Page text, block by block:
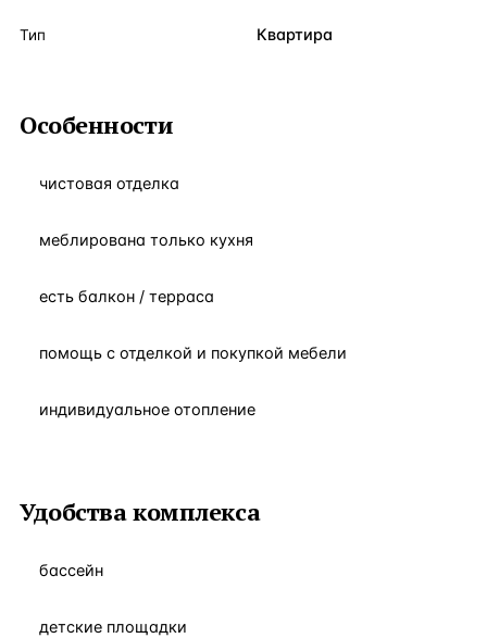
Тип Квартира
Особенности
чистовая отделка
меблирована только кухня
есть балкон / терраса
помощь с отделкой и покупкой мебели
индивидуальное отопление
Удобства комплекса
бассейн
детские площадки